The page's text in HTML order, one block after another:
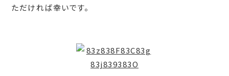
ただければ幸いです。